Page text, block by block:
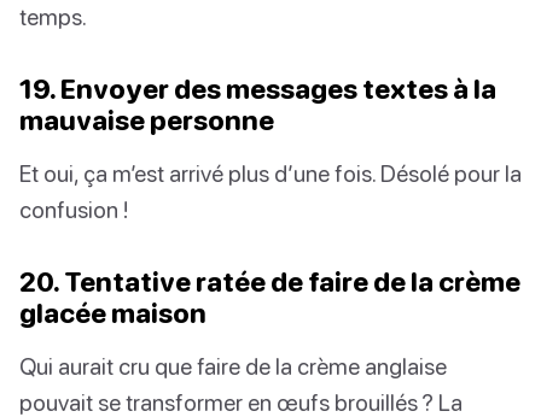
temps.
19. Envoyer des messages textes à la
mauvaise personne
Et oui, ça m’est arrivé plus d’une fois. Désolé pour la
confusion !
20. Tentative ratée de faire de la crème
glacée maison
Qui aurait cru que faire de la crème anglaise
pouvait se transformer en œufs brouillés ? La